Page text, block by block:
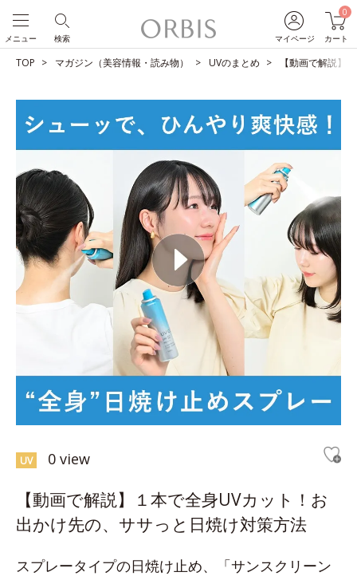
マイページ
0
カート
検索
メニュー
TOP マガジン（美容情報・読み物） UVのまとめ 【動画で解説】
UV 0 view
【動画で解説】１本で全身UVカット！お
出かけ先の、ササっと日焼け対策方法
スプレータイプの日焼け止め、「サンスクリーン